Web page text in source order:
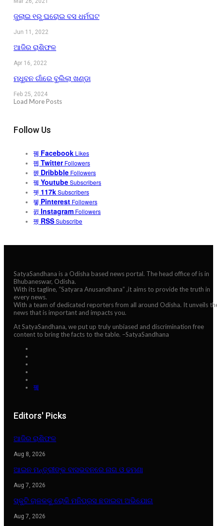
ଜୁଲାଇ ୧ରୁ ଘରୋଇ ବସ ଧର୍ମଘଟ
Jun 11, 2022
ଆଜିର ରାଶିଫଳ
Apr 16, 2022
ମଧୁବନ ଗାଁରେ ବୁଲିଲା ଖଣ୍ଡା
Feb 25, 2024
Load More Posts
Follow Us
Facebook Likes
Twitter Followers
Dribbble Followers
YoutubeSubscribers
117kSubscribers
Pinterest Followers
Instagram Followers
RSSSubscribe
SatyaSandhana is a Odisha based news portal. The head office of is in
Bhubaneswar, Odisha.
With its tagline, “Satyara Anusandhana” ,it aims to provide the truth in
every news.
With a team of dedicated reporters from all around Odisha. It unveils
news that is important and impacts you.
At SatyaSandhana, we put up truly unbiased and discrimination free
content to bring the facts to the table. –SatyaSandhana
Editors' Picks
ଆଜିର ରାଶିଫଳ
Aug 8, 2026
ଆଇନ ମନ୍ତ୍ରୀଙ୍କ ବାସଭବନରେ ନାଗ ଓ ଢମଣା
Aug 7, 2026
ସ୍କୁଟି ଚାଳକକୁ ରୋକି ମନିପ୍ରସ ଛଡାଇବା ଅଭିଯୋଗ
Aug 7, 2026